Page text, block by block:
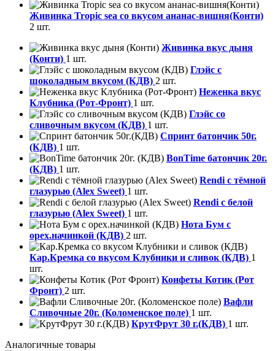
Живинка Tropic sea со вкусом ананас-вишня(Конти)
2 шт.
Живинка вкус дыня
(Конти) 1 шт.
Глэйс с
шоколадным вкусом (КДВ) 2 шт.
Неженка вкус
Клубника (Рот-Фронт) 1 шт.
Глэйс со
сливочным вкусом (КДВ) 1 шт.
Спринт батончик 50г.
(КДВ) 1 шт.
BonTime батончик 20г.
(КДВ) 1 шт.
Rendi с тёмной
глазурью (Alex Sweet) 1 шт.
Rendi с белой
глазурью (Alex Sweet) 1 шт.
Нота Бум с
орех.начинкой (КДВ) 2 шт.
Кар.Кремка со вкусом Клубники и сливок (КДВ) 1
шт.
Конфеты Котик (Рот
Фронт) 2 шт.
Вафли
Сливочные 20г. (Коломенское поле) 1 шт.
КрутФрут 30 г.(КДВ) 1 шт.
Аналогичные товары